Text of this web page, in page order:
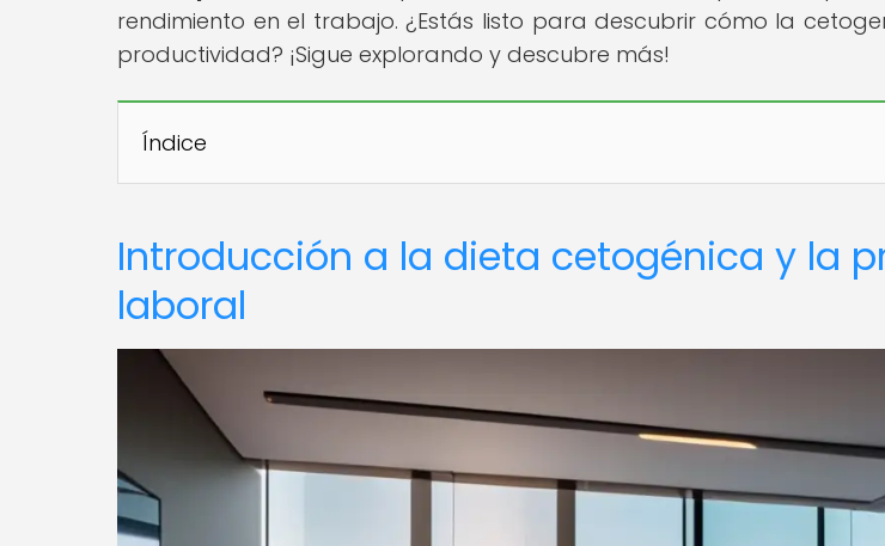
rendimiento en el trabajo. ¿Estás listo para descubrir cómo la
productividad? ¡Sigue explorando y descubre más!
Índice
Introducción a la dieta cetogénica y la
laboral